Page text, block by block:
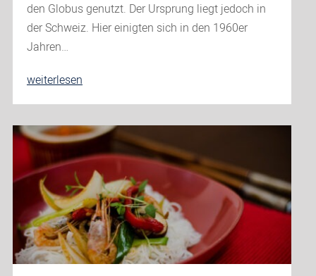
den Globus genutzt. Der Ursprung liegt jedoch in
der Schweiz. Hier einigten sich in den 1960er
Jahren…
Gastronorm
Der
Standard
der
Gastronomie
weiterlesen